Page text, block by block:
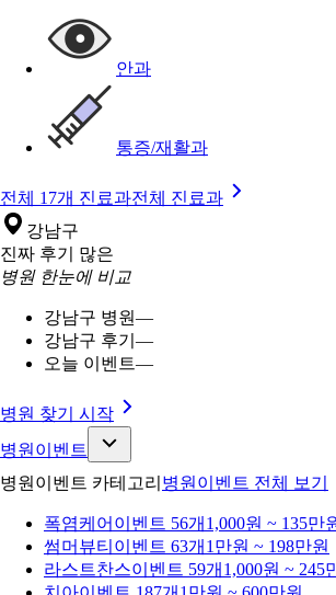
안과
통증/재활과
전체 17개 진료과전체 진료과
강남구
진짜 후기 많은
병원 한눈에 비교
강남구 병원—
강남구 후기 —
오늘 이벤트—
병원 찾기 시작
병원이벤트
병원이벤트 카테고리 병원이벤트 전체 보기
폭염케어 이벤트 56개 1,000원 ~ 135만
썸머뷰티 이벤트 63개 1만원 ~ 198만원
라스트찬스이벤트 59개 1,000원 ~ 245